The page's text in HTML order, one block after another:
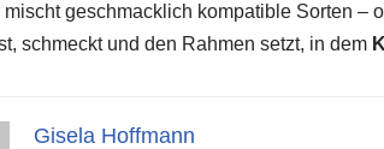
geschmacklich kompatible Sorten –
schmeckt und den Rahmen setzt, in dem
Gisela Hoffmann